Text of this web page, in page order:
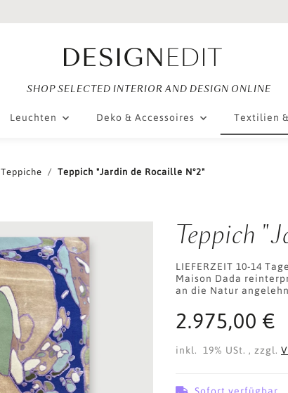
SHOP SELECTED INTERIOR AND DESIGN ONLINE
Leuchten Deko & Accessoires Textilien
Teppiche Teppich "Jardin de Rocaille N°2"
Teppich
LIEFERZEIT 10-14
Maison Dada
an die Natur
2.975,00 €
inkl. 19% USt. , zzgl.